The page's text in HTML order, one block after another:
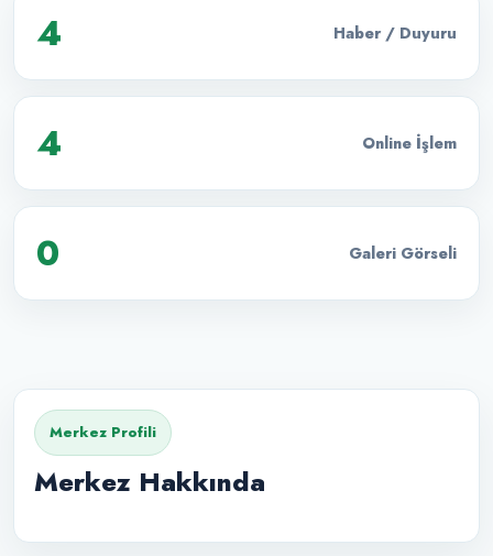
4 Haber / Duyuru
4 Online İşlem
0 Galeri Görseli
Merkez Profili
Merkez Hakkında